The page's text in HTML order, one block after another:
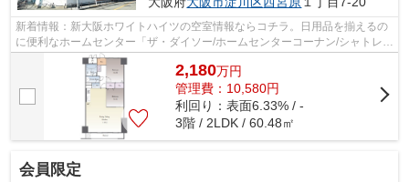
新着情報：新大阪ホワイトハイツの空室情報ならコチラ。日用品を揃えるの
に便利なホームセンター「ザ・ダイソー/ホームセンターコーナン/シャトレー
ゼ」まで、477mです。エレベーター...
2,180万円
管理費：10,580円
利回り：表面6.33% / -
3階 / 2LDK / 60.48㎡
会員限定